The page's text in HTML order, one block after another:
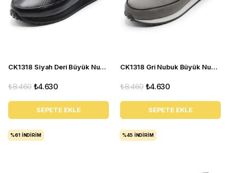
CK1318 Siyah Deri Büyük Numara Erkek Spor Ayakkabı
₺4.630
₺8.460
SEPETE EKLE
CK1318 Gri Nubuk Büyük Numara Erkek Gündelik Deri Spor Ayakkabı
₺4.630
₺8.460
SEPETE EKLE
%61 İNDIRIM %45 İNDIRIM